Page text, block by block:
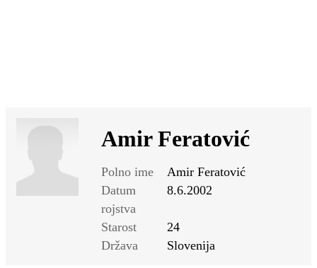
Amir Feratović
Polno ime
Amir Feratović
Datum
rojstva
8.6.2002
Starost
24
Država
Slovenija